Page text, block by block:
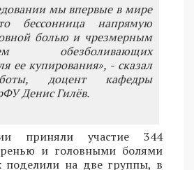
мы впервые в мире
бессонница напрямую
болью и чрезмерным
обезболивающих
ее купирования», - сказал
доцент кафедры
Денис Гилёв.
приняли участие 344
и головными болями
поделили на две группы, в